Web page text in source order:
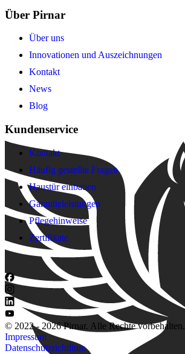
Über Pirnar
Über uns
Innovationen und Auszeichnungen
Kontakt
News
Blog
Kundenservice
Kontakt
Häufig gestellte Fragen
Haustür einbauen
Garantieleistungen
Pflegehinweise
Zertifikate
© 2022 - 2026 Pirnar. Alle Rechte vorbehalten.
Impressum
Datenschutzrichtlinie